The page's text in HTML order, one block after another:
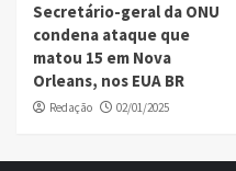
Secretário-geral da ONU
condena ataque que
matou 15 em Nova
Orleans, nos EUA BR
Redação 02/01/2025